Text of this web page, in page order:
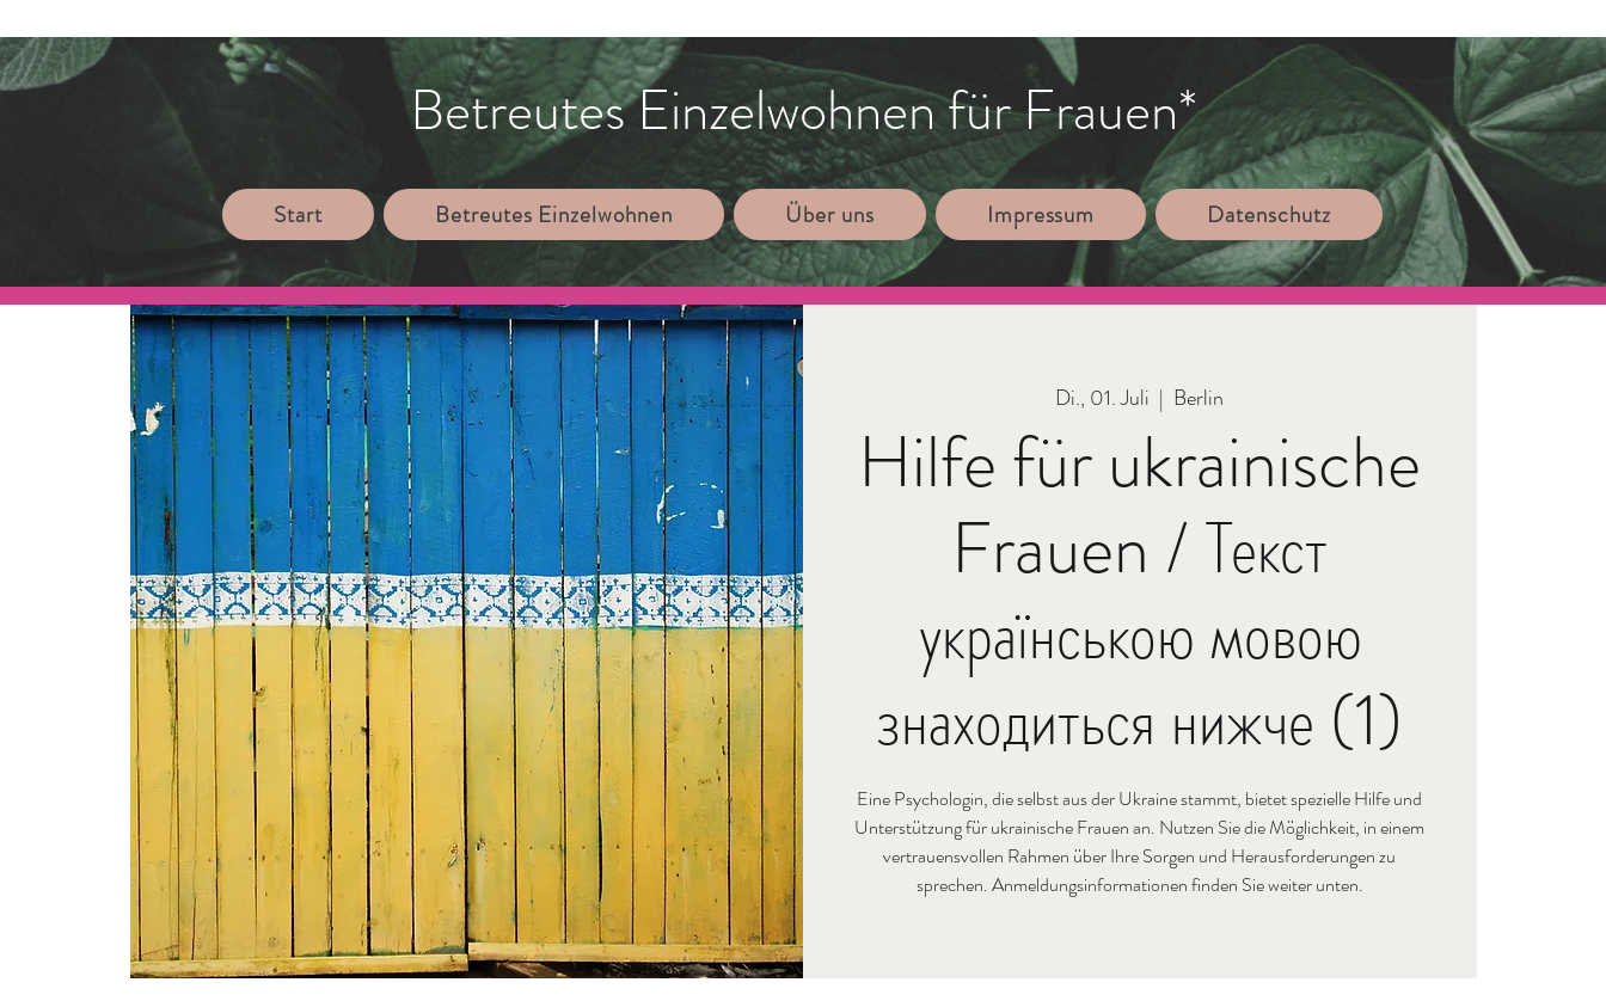
Betreutes Einzelwohnen für Frauen*
Start Betreutes Einzelwohnen Über uns Impressum Datenschutz
Di., 01. Juli
  |
Berlin
Hilfe für ukrainische
Frauen / Текст
українською мовою
знаходиться нижче (1)
Eine Psychologin, die selbst aus der Ukraine stammt, bietet spezielle Hilfe und
Unterstützung für ukrainische Frauen an. Nutzen Sie die Möglichkeit, in einem
vertrauensvollen Rahmen über Ihre Sorgen und Herausforderungen zu
sprechen. Anmeldungsinformationen finden Sie weiter unten.